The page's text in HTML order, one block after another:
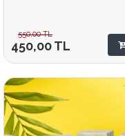
550,00TL
450,00TL